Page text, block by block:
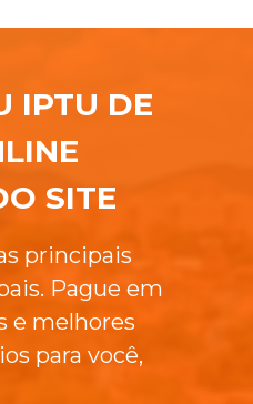
IPTU DE
SITE
principais
Pague em
e melhores
para você,